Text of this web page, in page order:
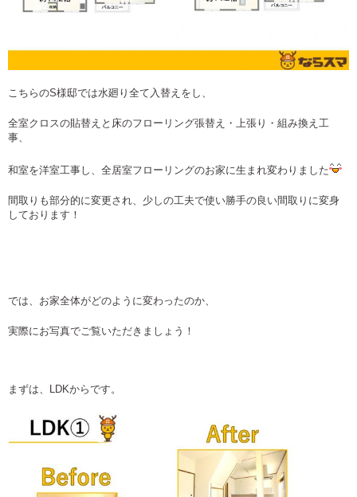
こちらのS様邸では水廻り全て入替えをし、
全室クロスの貼替えと床のフローリング張替え・上張り・組み換え工
事、
和室を洋室工事し、全居室フローリングのお家に生まれ変わりました
間取りも部分的に変更され、少しの工夫で使い勝手の良い間取りに変身
しております！
では、お家全体がどのように変わったのか、
実際にお写真でご覧いただきましょう！
まずは、LDKからです。